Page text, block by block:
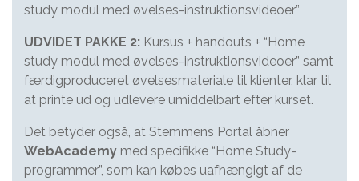
study modul med øvelses-instruktionsvideoer”
UDVIDET PAKKE 2: Kursus + handouts + “Home
study modul med øvelses-instruktionsvideoer” samt
færdigproduceret øvelsesmateriale til klienter, klar til
at printe ud og udlevere umiddelbart efter kurset.
Det betyder også, at Stemmens Portal åbner
WebAcademy med specifikke “Home Study-
programmer”, som kan købes uafhængigt af de